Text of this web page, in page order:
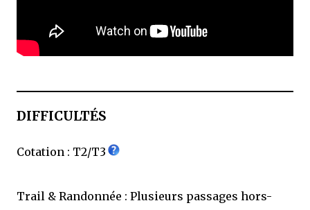
DIFFICULTÉS
Cotation : T2/T3
Trail & Randonnée : Plusieurs passages hors-